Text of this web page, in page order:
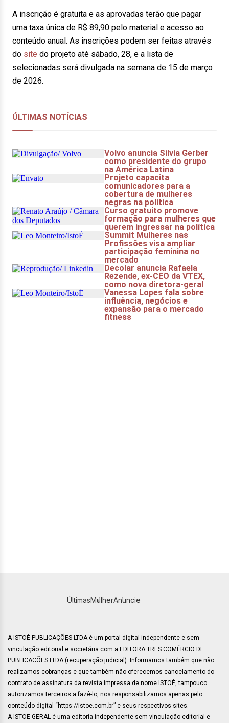
A inscrição é gratuita e as aprovadas terão que pagar
uma taxa única de R$ 89,90 pelo material e acesso ao
conteúdo anual. As inscrições podem ser feitas através
do site do projeto até sábado, 28, e a lista de
selecionadas será divulgada na semana de 15 de março
de 2026.
ÚltimasMulherAnuncie
A ISTOÉ PUBLICAÇÕES LTDA é um portal digital independente e sem
vinculação editorial e societária com a EDITORA TRES COMÉRCIO DE
PUBLICACÕES LTDA (recuperação judicial). Informamos também que não
realizamos cobranças e que também não oferecemos cancelamento do
contrato de assinatura da revista impressa de nome ISTOÉ, tampouco
autorizamos terceiros a fazê-lo, nos responsabilizamos apenas pelo
conteúdo digital “https://istoe.com.br” e seus respectivos sites.
A ISTOE GERAL é uma editoria independente sem vinculação editorial e